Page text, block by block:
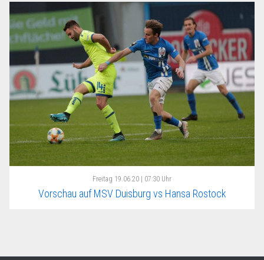
Freitag 19.06.20 | 07:30 Uhr
Vorschau auf MSV Duisburg vs Hansa Rostock